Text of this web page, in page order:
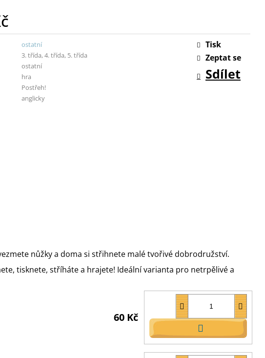
ostatní
3. třída, 4. třída, 5. třída
ostatní
hra
Postřeh!
anglicky
Tisk
Zeptat se
Sdílet
nůžky a doma si střihnete malé tvořivé dobrodružství.
tisknete, stříháte a hrajete! Ideální varianta pro netrpělivé a
60 Kč
DO
KOŠÍKU